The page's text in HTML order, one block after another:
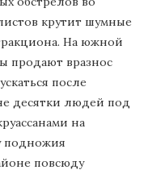
крутит шумные
На южной
продают вразнос
после
десятки людей под
на
подножия
повсюду